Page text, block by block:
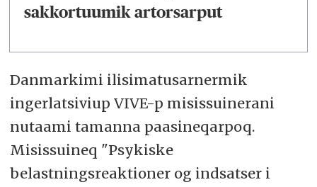
sakkortuumik artorsarput
Danmarkimi ilisimatusarnermik
ingerlatsiviup VIVE-p misissuinerani
nutaami tamanna paasineqarpoq.
Misissuineq "Psykiske
belastningsreaktioner og indsatser i